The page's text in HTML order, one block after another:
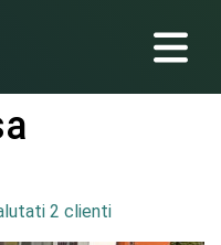
2 clienti